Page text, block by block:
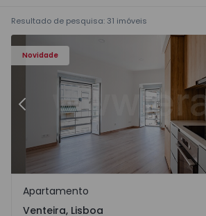
Resultado de pesquisa: 31 imóveis
Novidade
Anterior
Venteira, Lisboa
Apartamento
Venteira, Lisboa